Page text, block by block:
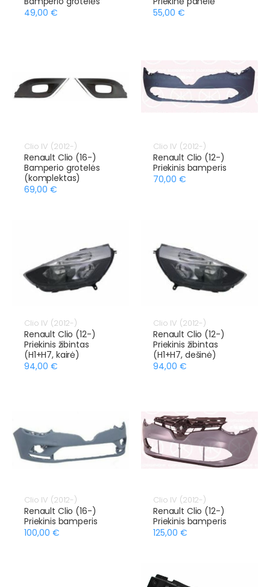
49,00 €
55,00 €
Clio IV (2012-)
Renault Clio (16-)
Bamperio grotelės
(komplektas)
69,00 €
Clio IV (2012-)
Renault Clio (12-)
Priekinis bamperis
70,00 €
Clio IV (2012-)
Renault Clio (12-)
Priekinis žibintas
(H1+H7, kairė)
94,00 €
Clio IV (2012-)
Renault Clio (12-)
Priekinis žibintas
(H1+H7, dešinė)
94,00 €
Clio IV (2012-)
Renault Clio (16-)
Priekinis bamperis
100,00 €
Clio IV (2012-)
Renault Clio (12-)
Priekinis bamperis
125,00 €